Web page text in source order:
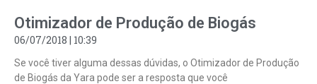
Otimizador de Produção de Biogás
06/07/2018 10:39
Se você tiver alguma dessas dúvidas, o Otimizador de Produção
de Biogás da Yara pode ser a resposta que você